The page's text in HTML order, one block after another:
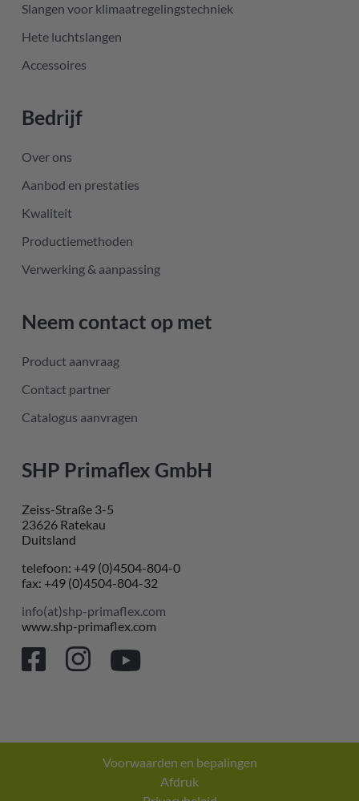
Slangen voor klimaatregelingstechniek
Hete luchtslangen
Accessoires
Bedrijf
Over ons
Aanbod en prestaties
Kwaliteit
Productiemethoden
Verwerking & aanpassing
Neem contact op met
Product aanvraag
Contact partner
Catalogus aanvragen
SHP Primaflex GmbH
Zeiss-Straße 3-5
23626 Ratekau
Duitsland
telefoon: +49 (0)4504-804-0
fax: +49 (0)4504-804-32
info(at)shp-primaflex.com
www.shp-primaflex.com
Voorwaarden en bepalingen
Afdruk